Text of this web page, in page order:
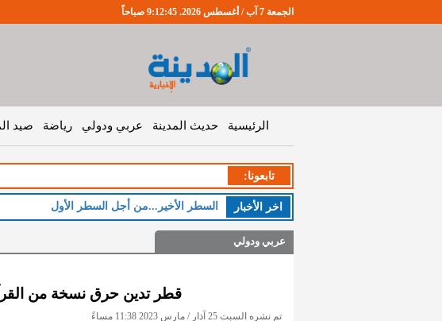
الجمعة 7 آب / أغسطس 2026. 9:12:46 صباحاً
الرئيسية حديث المدينة عربي ودولي رياضة صيد
تابعونا:
اخر اﻷخبار
عربي ودولي
تم نشره السبت 25 آذار / مارس 2023 11:38 مساءً